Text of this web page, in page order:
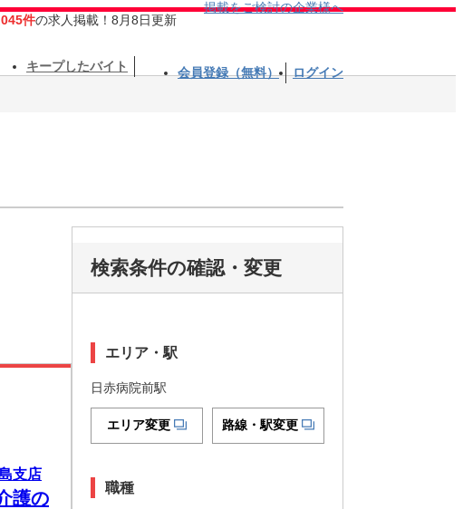
件の求人掲載！8月8日更新
掲載をご検討の企業様へ
キープしたバイト 会員登録（無料） ログイン
支店
護の
検索条件の確認・変更
エリア・駅
日赤病院前駅
エリア変更 路線・駅変更
職種